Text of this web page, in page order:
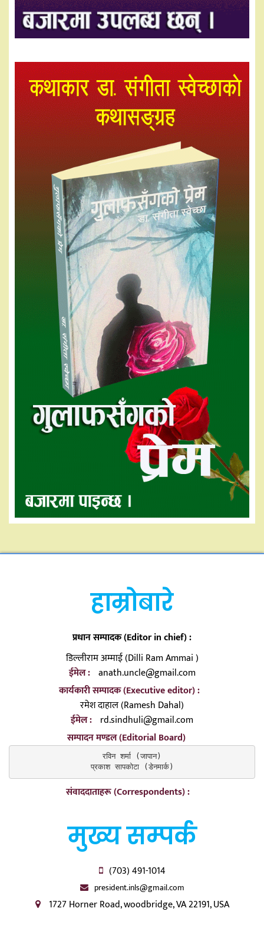
हाम्रोबारे
प्रधान सम्पादक (Editor in chief) :
डिल्लीराम अम्माई (Dilli Ram Ammai )
ईमेल : anath.uncle@gmail.com
कार्यकारी सम्पादक (Executive editor) :
रमेश दाहाल (Ramesh Dahal)
ईमेल : rd.sindhuli@gmail.com
सम्पादन मण्डल (Editorial Board)
रविन शर्मा (जापान)
प्रकाश सापकोटा (डेनमार्क)
संवाददाताहरू (Correspondents) :
मुख्य सम्पर्क
(703) 491-1014
president.inls@gmail.com
1727 Horner Road, woodbridge, VA 22191, USA